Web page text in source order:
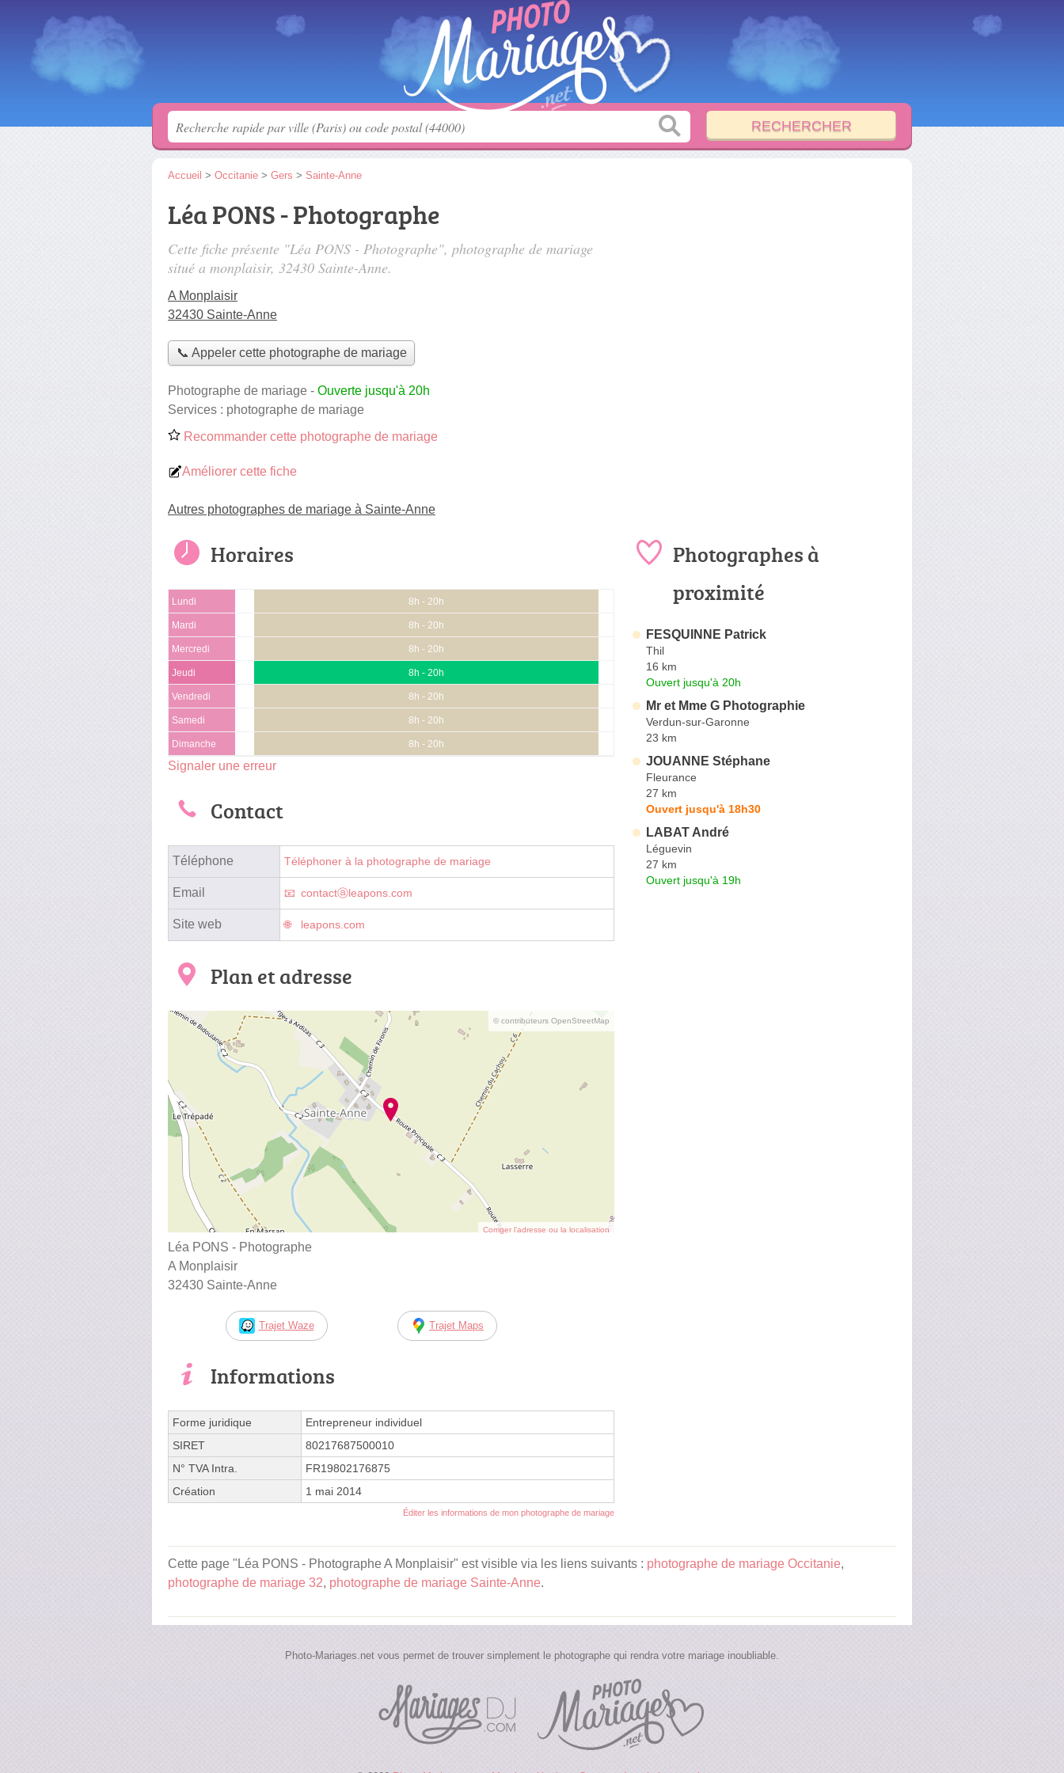
Accueil > Occitanie > Gers > Sainte-Anne
Léa PONS - Photographe
Cette fiche présente "Léa PONS - Photographe", photographe de mariage
situé a monplaisir, 32430 Sainte-Anne.
A Monplaisir
32430 Sainte-Anne
📞 Appeler cette photographe de mariage
Photographe de mariage - Ouverte jusqu'à 20h
Services : photographe de mariage
Recommander cette photographe de mariage
Améliorer cette fiche
Autres photographes de mariage à Sainte-Anne
Horaires
Lundi 8h - 20h
Mardi 8h - 20h
Mercredi 8h - 20h
Jeudi 8h - 20h
Vendredi 8h - 20h
Samedi 8h - 20h
Dimanche 8h - 20h
Signaler une erreur
Contact
Téléphone Téléphoner à la photographe de mariage
Email contactⓐleapons.com
Site web leapons.com
Plan et adresse
© contributeurs OpenStreetMap
Corriger l’adresse ou la localisation
Léa PONS - Photographe
A Monplaisir
32430 Sainte-Anne
Trajet Waze Trajet Maps
Informations
Forme juridique
Entrepreneur individuel
SIRET
80217687500010
N° TVA Intra.
FR19802176875
Création
1 mai 2014
Éditer les informations de mon photographe de mariage
Photographes à
proximité
FESQUINNE Patrick
Thil
16 km
Ouvert jusqu'à 20h
Mr et Mme G Photographie
Verdun-sur-Garonne
23 km
JOUANNE Stéphane
Fleurance
27 km
Ouvert jusqu'à 18h30
LABAT André
Léguevin
27 km
Ouvert jusqu'à 19h
Cette page "Léa PONS - Photographe A Monplaisir" est visible via les liens suivants : photographe de mariage Occitanie,
photographe de mariage 32, photographe de mariage Sainte-Anne.
Photo-Mariages.net vous permet de trouver simplement le photographe qui rendra votre mariage inoubliable.